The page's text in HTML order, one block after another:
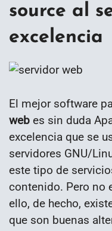
source al
excelencia
El mejor software
web es sin duda
excelencia que se
servidores GNU/
este tipo de
contenido. Pero no
ello, de hecho,
que son buenas